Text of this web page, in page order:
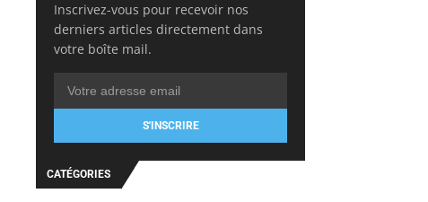
Inscrivez-vous pour recevoir nos
derniers articles directement dans
votre boîte mail.
S'INSCRIRE
CATÉGORIES